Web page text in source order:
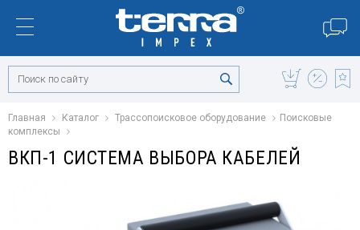
Главная Каталог Трассопоисковое оборудование
Поисковые
комплексы
ВКП-1 СИСТЕМА ВЫБОРА КАБЕЛЕЙ